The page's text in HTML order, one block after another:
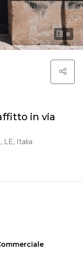
8
in via
LE, Italia